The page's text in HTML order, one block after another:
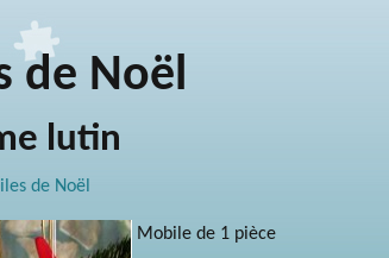
de Noël
lutin
de Noël
Mobile de 1 pièce